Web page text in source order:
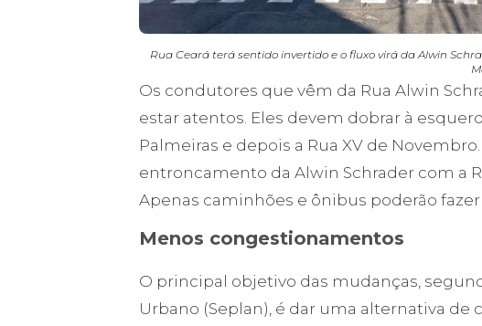
Rua Ceará terá sentido invertido e o fluxo virá da Alwin
Os condutores que vêm da Rua Alwin
estar atentos. Eles devem dobrar à
Palmeiras e depois a Rua XV de
entroncamento da Alwin Schrader com a
Apenas caminhões e ônibus poderão fazer
Menos congestionamentos
O principal objetivo das mudanças,
Urbano (Seplan), é dar uma alternativa